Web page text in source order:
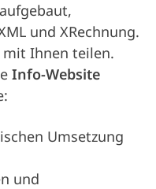
und XRechnung.
mit Ihnen teilen.
Info-Website
Umsetzung
und